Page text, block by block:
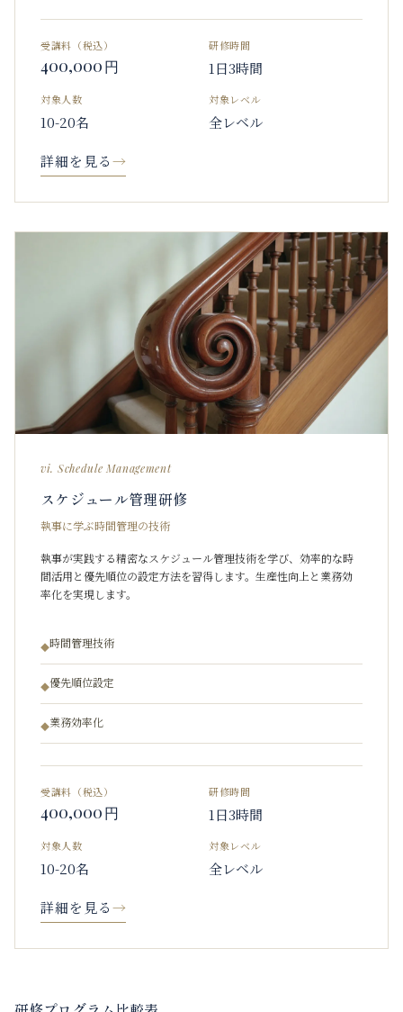
受講料（税込）
400,000円
研修時間
1日3時間
対象人数
10-20名
対象レベル
全レベル
詳細を見る→
vi. Schedule Management
スケジュール管理研修
執事に学ぶ時間管理の技術
執事が実践する精密なスケジュール管理技術を学び、効率的な時
間活用と優先順位の設定方法を習得します。生産性向上と業務効
率化を実現します。
◆時間管理技術
◆優先順位設定
◆業務効率化
受講料（税込）
400,000円
研修時間
1日3時間
対象人数
10-20名
対象レベル
全レベル
詳細を見る→